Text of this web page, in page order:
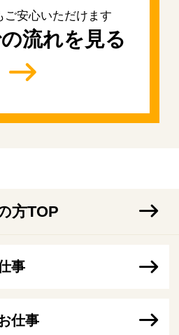
ご安心いただけます
流れを見る
方TOP
事
仕事